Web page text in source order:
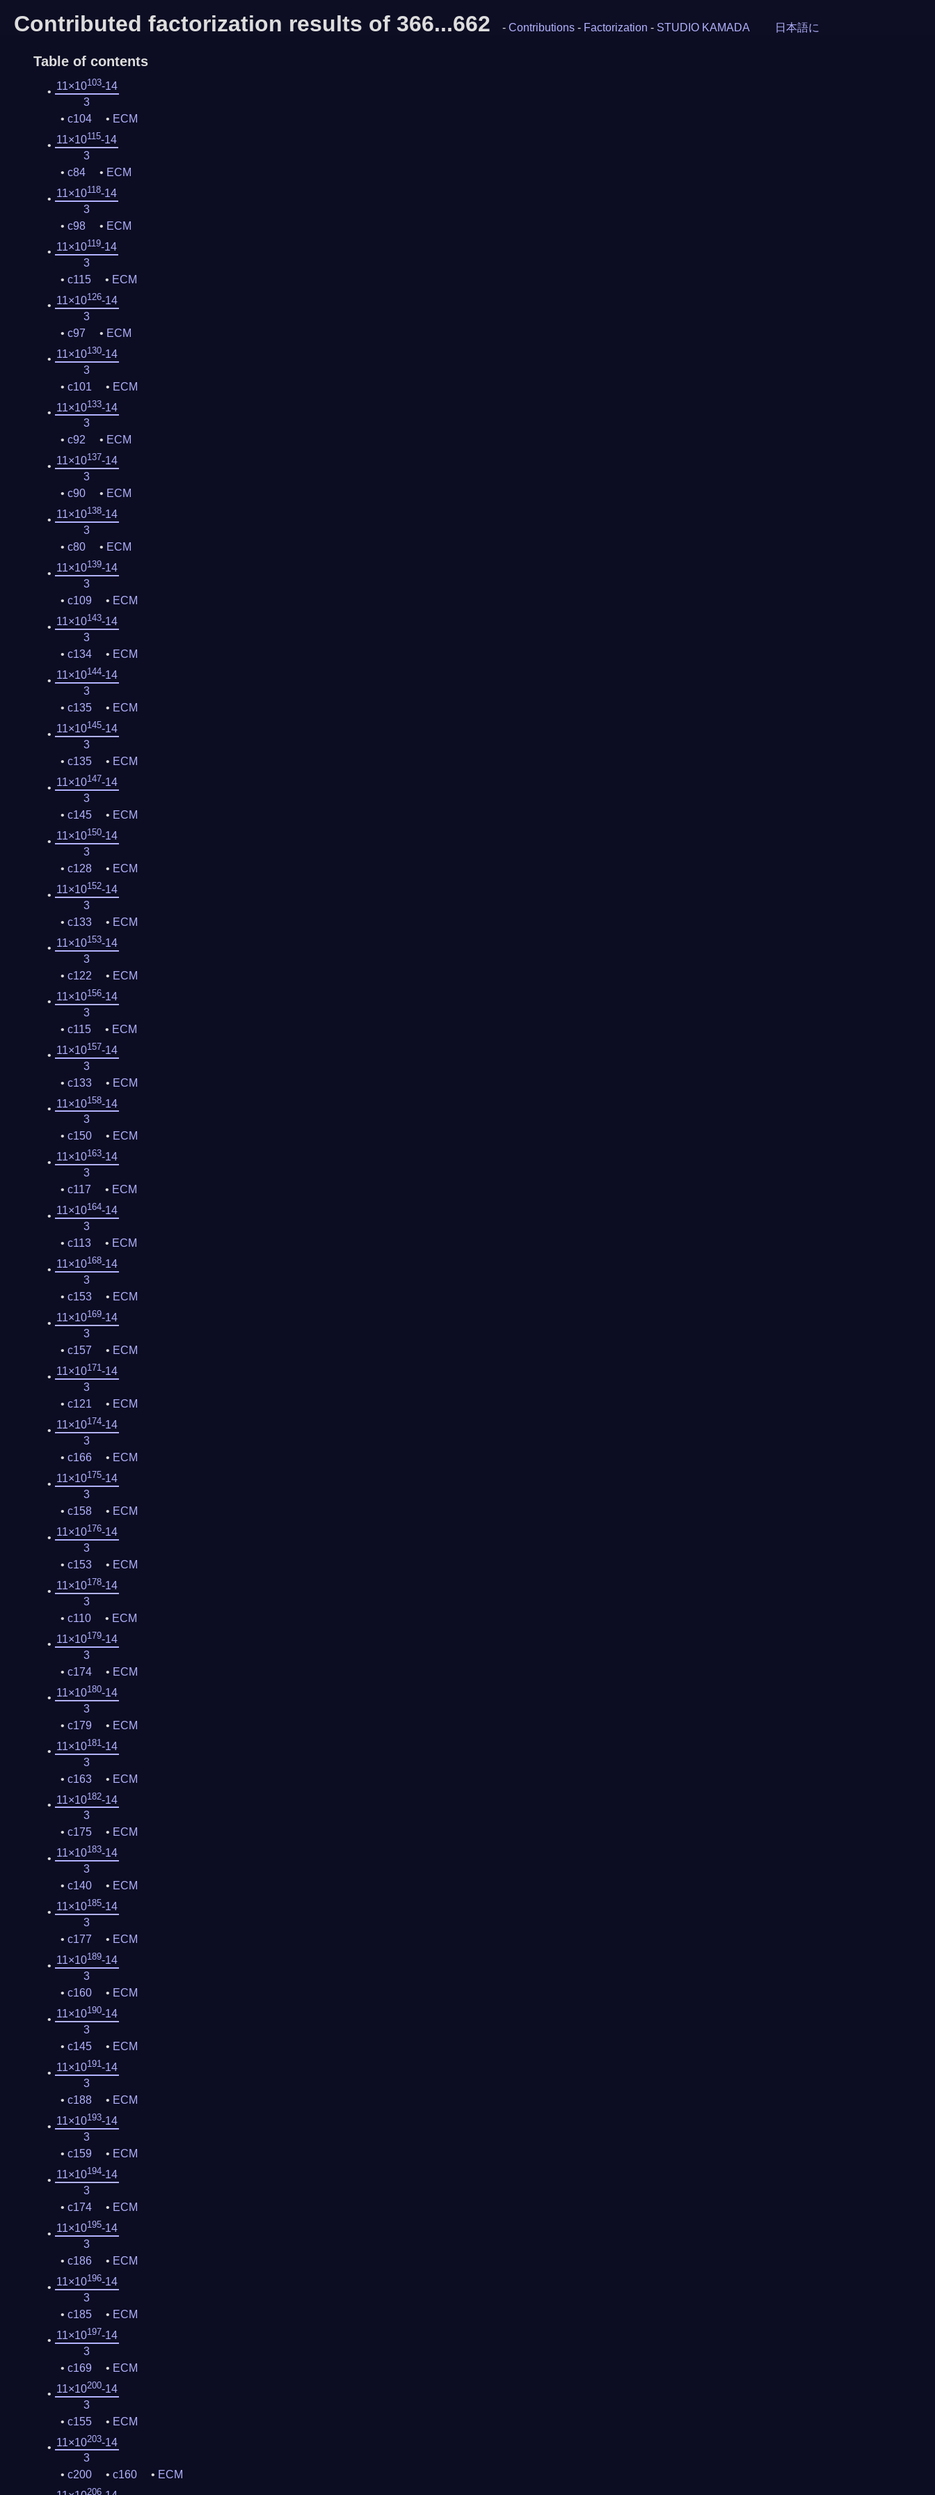
Contributed factorization results of 366...662 -Contributions - Factorization - STUDIO KAMADA 日本語に
Table of contents
11×10103-14
3
c104
ECM
11×10115-14
3
c84
ECM
11×10118-14
3
c98
ECM
11×10119-14
3
c115
ECM
11×10126-14
3
c97
ECM
11×10130-14
3
c101
ECM
11×10133-14
3
c92
ECM
11×10137-14
3
c90
ECM
11×10138-14
3
c80
ECM
11×10139-14
3
c109
ECM
11×10143-14
3
c134
ECM
11×10144-14
3
c135
ECM
11×10145-14
3
c135
ECM
11×10147-14
3
c145
ECM
11×10150-14
3
c128
ECM
11×10152-14
3
c133
ECM
11×10153-14
3
c122
ECM
11×10156-14
3
c115
ECM
11×10157-14
3
c133
ECM
11×10158-14
3
c150
ECM
11×10163-14
3
c117
ECM
11×10164-14
3
c113
ECM
11×10168-14
3
c153
ECM
11×10169-14
3
c157
ECM
11×10171-14
3
c121
ECM
11×10174-14
3
c166
ECM
11×10175-14
3
c158
ECM
11×10176-14
3
c153
ECM
11×10178-14
3
c110
ECM
11×10179-14
3
c174
ECM
11×10180-14
3
c179
ECM
11×10181-14
3
c163
ECM
11×10182-14
3
c175
ECM
11×10183-14
3
c140
ECM
11×10185-14
3
c177
ECM
11×10189-14
3
c160
ECM
11×10190-14
3
c145
ECM
11×10191-14
3
c188
ECM
11×10193-14
3
c159
ECM
11×10194-14
3
c174
ECM
11×10195-14
3
c186
ECM
11×10196-14
3
c185
ECM
11×10197-14
3
c169
ECM
11×10200-14
3
c155
ECM
11×10203-14
3
c200
c160
ECM
206